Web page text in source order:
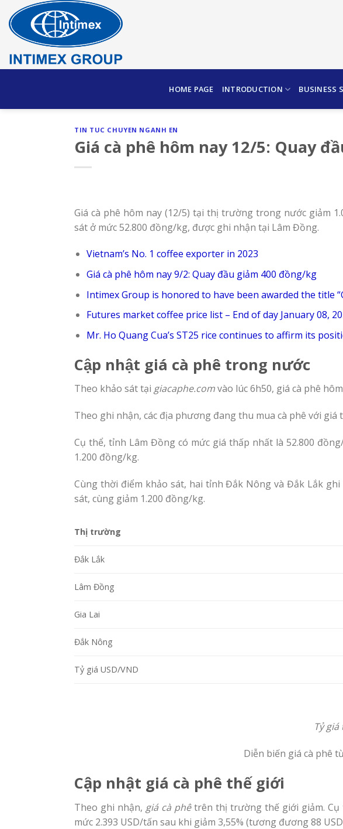
content
HOME PAGE INTRODUCTION BUSINESS
TIN TUC CHUYEN NGANH EN
Giá cà phê hôm nay 12/5: Quay
Giá cà phê hôm nay (12/5) tại thị trường trong nước giảm
sát ở mức 52.800 đồng/kg, được ghi nhận tại Lâm Đồng.
Vietnam’s No. 1 coffee exporter in 2023
Giá cà phê hôm nay 9/2: Quay đầu giảm 400 đồng/kg
Intimex Group is honored to have been awarded the title
Futures market coffee price list – End of day January 08,
Mr. Ho Quang Cua’s ST25 rice continues to affirm its
Cập nhật giá cà phê trong nước
Theo khảo sát tại giacaphe.comvào lúc 6h50, giá cà phê
Theo ghi nhận, các địa phương đang thu mua cà phê với giá
Cụ thể, tỉnh Lâm Đồng có mức giá thấp nhất là 52.800
1.200 đồng/kg.
Cùng thời điểm khảo sát, hai tỉnh Đắk Nông và Đắk Lắk
sát, cùng giảm 1.200 đồng/kg.
Thị trường
Đắk Lắk
Lâm Đồng
Gia Lai
Đắk Nông
Tỷ giá USD/VND
Tỷ
Diễn biến giá cà phê
Cập nhật giá cà phê thế giới
Theo ghi nhận, giá cà phêtrên thị trường thế giới giảm. Cụ
mức 2.393 USD/tấn sau khi giảm 3,55% (tương đương 88